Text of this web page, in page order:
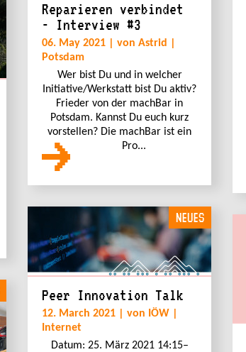
Reparieren verbindet
- Interview #3
06. May 2021 | von Astrid |
Potsdam
Wer bist Du und in welcher
Initiative/Werkstatt bist Du aktiv?
Frieder von der machBar in
Potsdam. Kannst Du euch kurz
vorstellen? Die machBar ist ein
Pro...
NEUES
Peer Innovation Talk
12. March 2021 | von IÖW |
Internet
Datum: 25. März 2021 14:15–